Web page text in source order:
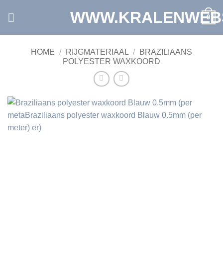
0
HOME / RIJGMATERIAAL /
BRAZILIAANS
POLYESTER WAXKOORD